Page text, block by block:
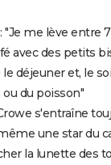
: "Je me lève
avec des petits
le déjeuner et, le
du poisson"
s'entraîne
une star du
la lunette des